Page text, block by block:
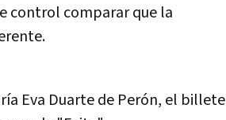
control comparar que la
Eva Duarte de Perón, el billete